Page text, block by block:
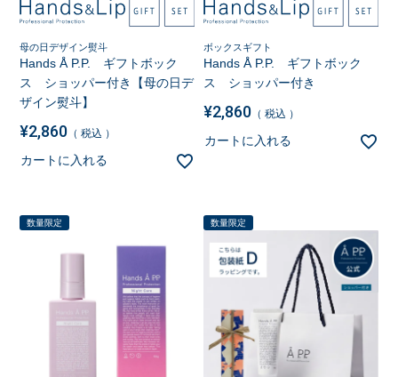
母の日デザイン熨斗
Hands Å P.P. ギフトボック
ス ショッパー付き【母の日デ
ザイン熨斗】
¥2,860 税込
カートに入れる
ボックスギフト
Hands Å P.P. ギフトボック
ス ショッパー付き
¥2,860 税込
カートに入れる
数量限定 数量限定